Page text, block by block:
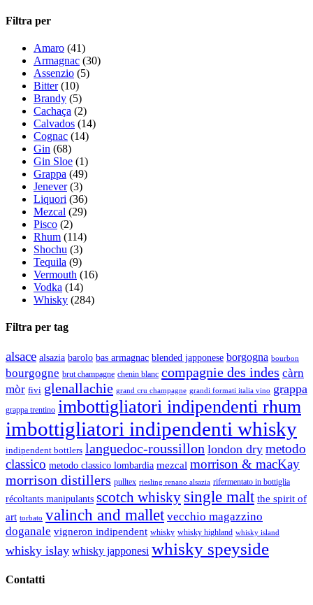
Filtra per
Amaro (41)
Armagnac (30)
Assenzio (5)
Bitter (10)
Brandy (5)
Cachaça (2)
Calvados (14)
Cognac (14)
Gin (68)
Gin Sloe (1)
Grappa (49)
Jenever (3)
Liquori (36)
Mezcal (29)
Pisco (2)
Rhum (114)
Shochu (3)
Tequila (9)
Vermouth (16)
Vodka (14)
Whisky (284)
Filtra per tag
alsace alsazia barolo bas armagnac blended japponese borgogna bourbon
bourgogne brut champagne chenin blanc compagnie des indes càrn
mòr fivi glenallachie grand cru champagne grandi formati italia vino grappa
grappa trentino imbottigliatori indipendenti rhum
imbottigliatori indipendenti whisky
indipendent bottlers languedoc-roussillon london dry metodo
classico metodo classico lombardia mezcal morrison & macKay
morrison distillers pulltex riesling renano alsazia rifermentato in bottiglia
récoltants manipulants scotch whisky single malt the spirit of
art torbato valinch and mallet vecchio magazzino
doganale vigneron indipendent whisky whisky highland whisky island
whisky islay whisky japponesi whisky speyside
Contatti